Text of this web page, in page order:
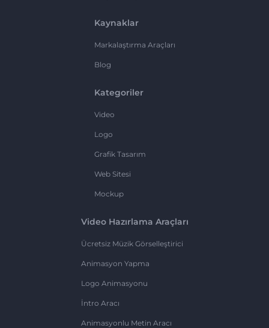
Kaynaklar
Markalaştırma Araçları
Blog
Kategoriler
Video
Logo
Grafik Tasarım
Web Sitesi
Mockup
Video Hazırlama Araçları
Ücretsiz Müzik Görselleştirici
Animasyon Yapma
Logo Animasyonu
İntro Aracı
Animasyonlu Metin Aracı